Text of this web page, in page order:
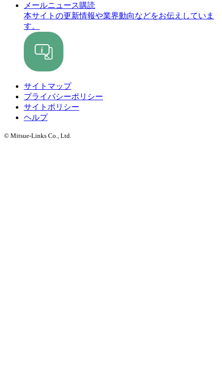
メールニュース購読
本サイトの更新情報や業界動向などをお伝えしていま
す。
サイトマップ
プライバシーポリシー
サイトポリシー
ヘルプ
© Mitsue-Links Co., Ltd.